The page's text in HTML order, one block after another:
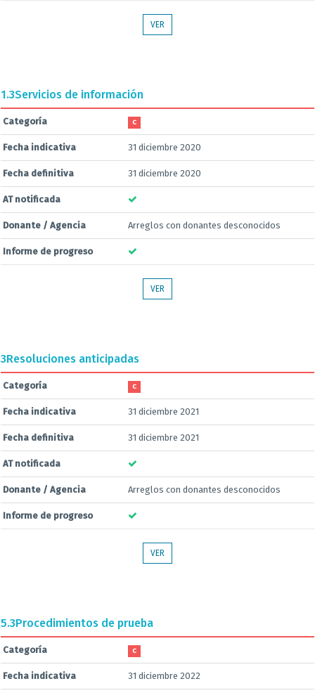
VER
1.3Servicios de información
Categoría C
Fecha indicativa 31 diciembre 2020
Fecha definitiva 31 diciembre 2020
AT notificada
Donante / Agencia Arreglos con donantes desconocidos
Informe de progreso
VER
3Resoluciones anticipadas
Categoría C
Fecha indicativa 31 diciembre 2021
Fecha definitiva 31 diciembre 2021
AT notificada
Donante / Agencia Arreglos con donantes desconocidos
Informe de progreso
VER
5.3Procedimientos de prueba
Categoría C
Fecha indicativa 31 diciembre 2022